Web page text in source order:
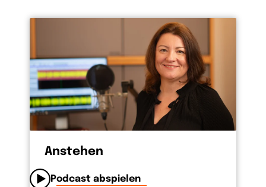
Anstehen
Podcast abspielen